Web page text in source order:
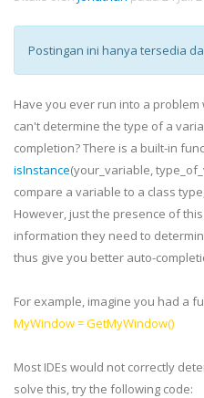
Postingan ini hanya tersedia
Have you ever run into a
can't determine the type of a
completion? There is a built-in
isInstance(your_variable,
compare a variable to a class
However, just the presence of
information they need to
thus give you better auto-
For example, imagine you had a
MyWindow=GetMyWindow()
Most IDEs would not correctly
solve this, try the following code: